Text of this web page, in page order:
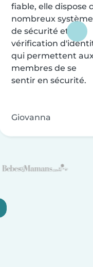
fiable, elle dispose
nombreux
de sécurité et de
vérification
qui permettent
membres de se
sentir en sécurité.
Giovanna